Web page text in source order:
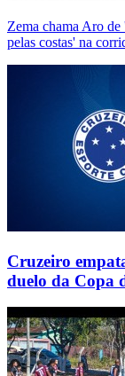
Zema chama Aro
pelas costas' na
Cruzeiro
duelo da Copa